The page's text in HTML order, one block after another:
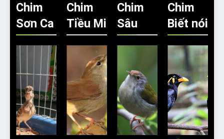
Chim
Sơn Ca
Chim
Tiều Mi
Chim
Sâu
Chim
Biết nói